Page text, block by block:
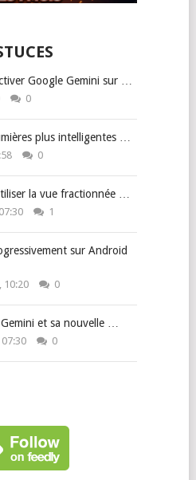
Google Gemini sur …
0
plus intelligentes …
0
la vue fractionnée …
1
sur Android
10:20 0
et sa nouvelle …
0